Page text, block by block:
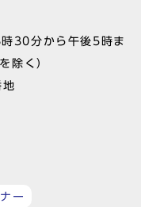
30分から午後5時ま
除く）
ー